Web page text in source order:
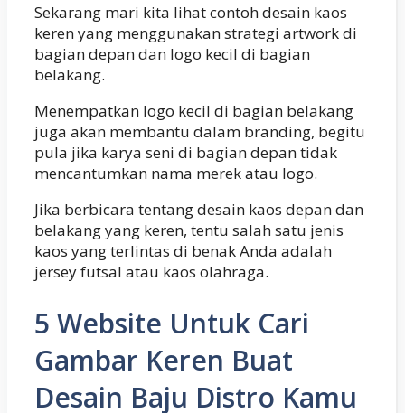
Sekarang mari kita lihat contoh desain kaos
keren yang menggunakan strategi artwork di
bagian depan dan logo kecil di bagian
belakang.
Menempatkan logo kecil di bagian belakang
juga akan membantu dalam branding, begitu
pula jika karya seni di bagian depan tidak
mencantumkan nama merek atau logo.
Jika berbicara tentang desain kaos depan dan
belakang yang keren, tentu salah satu jenis
kaos yang terlintas di benak Anda adalah
jersey futsal atau kaos olahraga.
5 Website Untuk Cari
Gambar Keren Buat
Desain Baju Distro Kamu